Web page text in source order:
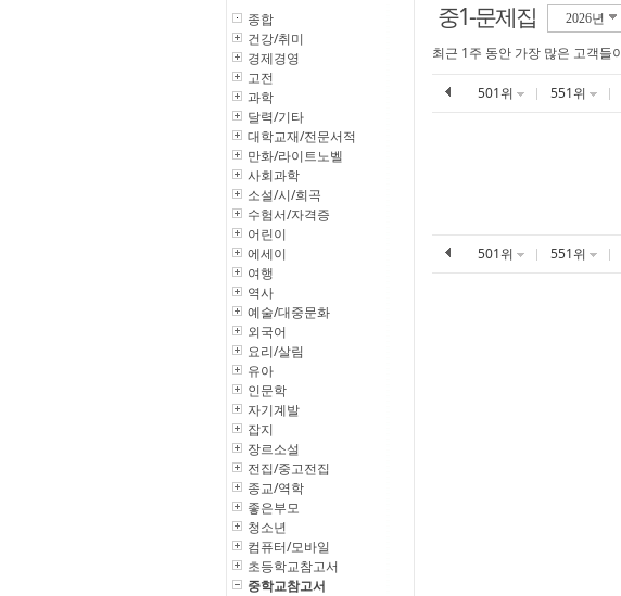
종합
건강/취미
경제경영
고전
과학
달력/기타
대학교재/전문서적
만화/라이트노벨
사회과학
소설/시/희곡
수험서/자격증
어린이
에세이
여행
역사
예술/대중문화
외국어
요리/살림
유아
인문학
자기계발
잡지
장르소설
전집/중고전집
종교/역학
좋은부모
청소년
컴퓨터/모바일
초등학교참고서
중학교참고서
중1-문제집 2026년
최근 1주 동안 가장 많은 고객들
501위 551위
501위 551위